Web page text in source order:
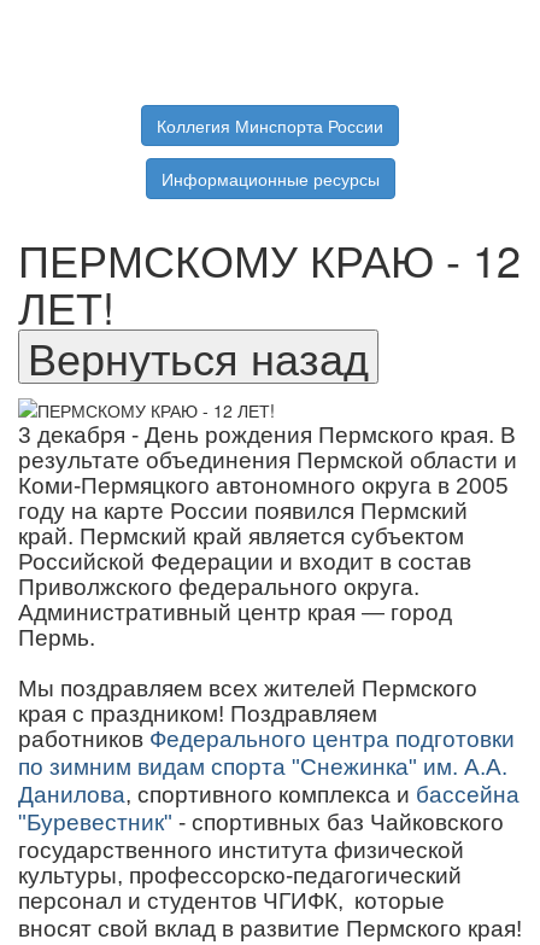
Коллегия Минспорта России
Информационные ресурсы
ПЕРМСКОМУ КРАЮ - 12
ЛЕТ!
3 декабря - День рождения Пермского края. В
результате объединения Пермской области и
Коми-Пермяцкого автономного округа в 2005
году на карте России появился Пермский
край. Пермский край является субъектом
Российской Федерации и входит в состав
Приволжского федерального округа.
Административный центр края — город
Пермь.
Мы поздравляем всех жителей Пермского
края с праздником! Поздравляем
работников Федерального центра подготовки
по зимним видам спорта "Снежинка" им. А.А.
Данилова, спортивного комплекса и бассейна
"Буревестник" - спортивных баз Чайковского
государственного института физической
культуры, профессорско-педагогический
персонал и студентов ЧГИФК, которые
вносят свой вклад в развитие Пермского края!